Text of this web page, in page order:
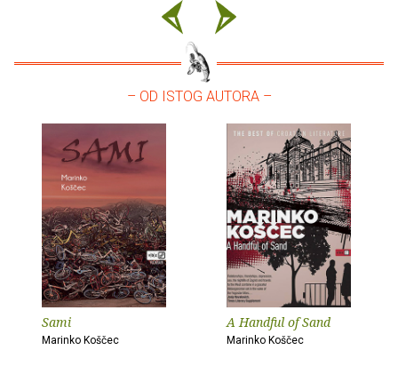
– OD ISTOG AUTORA –
Sami
Marinko Koščec
A Handful of Sand
Marinko Koščec